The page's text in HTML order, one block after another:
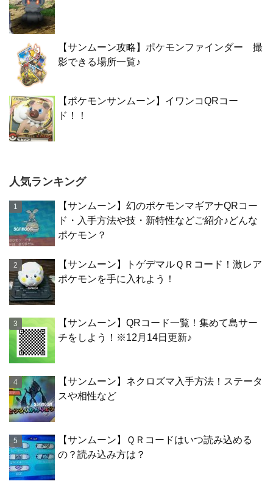
【サンムーン攻略】ポケモンファインダー 撮
影できる場所一覧♪
【ポケモンサンムーン】イワンコQRコー
ド！！
人気ランキング
【サンムーン】幻のポケモンマギアナQRコー
ド・入手方法や技・新特性などご紹介♪どんな
ポケモン？
【サンムーン】トゲデマルＱＲコード！激レア
ポケモンを手に入れよう！
【サンムーン】QRコード一覧！集めて島サー
チをしよう！※12月14日更新♪
【サンムーン】ネクロズマ入手方法！ステータ
スや相性など
【サンムーン】ＱＲコードはいつ読み込める
の？読み込み方は？